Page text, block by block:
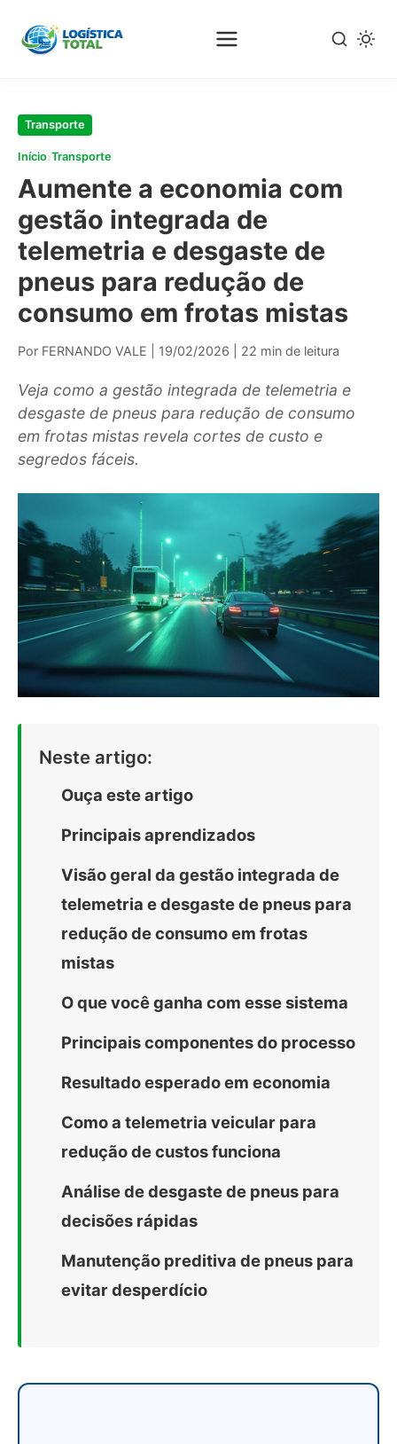
para
Transporte
Início›Transporte
Aumente a economia com
gestão integrada de
telemetria e desgaste de
pneus para redução de
consumo em frotas mistas
Por FERNANDO VALE 19/02/2026 22 min de leitura
Veja como a gestão integrada de telemetria e
desgaste de pneus para redução de consumo
em frotas mistas revela cortes de custo e
segredos fáceis.
Neste artigo:
Ouça este artigo
Principais aprendizados
Visão geral da gestão integrada de
telemetria e desgaste de pneus para
redução de consumo em frotas
mistas
O que você ganha com esse sistema
Principais componentes do processo
Resultado esperado em economia
Como a telemetria veicular para
redução de custos funciona
Análise de desgaste de pneus para
decisões rápidas
Manutenção preditiva de pneus para
evitar desperdício